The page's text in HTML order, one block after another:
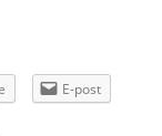
E-post